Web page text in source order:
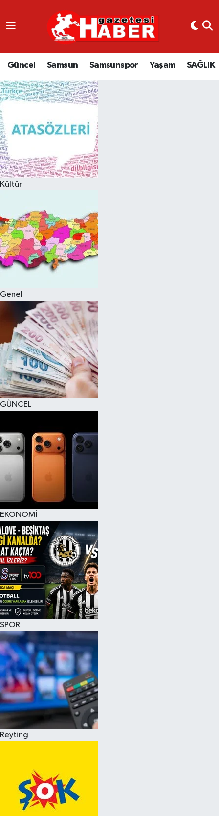
Güncel Samsun Samsunspor Yaşam SAĞLIK
Kültür
Genel
GÜNCEL
EKONOMİ
SPOR
Reyting
GÜNCEL
SAMSUN
SAMSUNSPOR
YAŞAM